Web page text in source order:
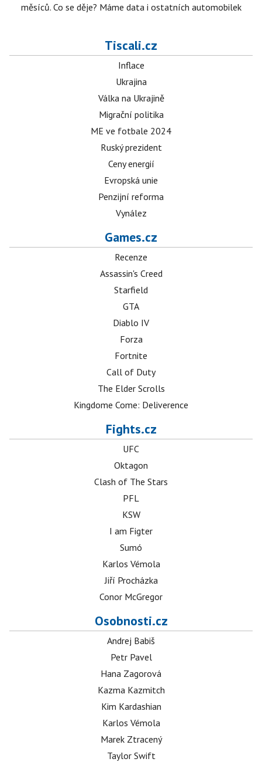
měsíců. Co se děje? Máme data i ostatních automobilek
Tiscali.cz
Inflace
Ukrajina
Válka na Ukrajině
Migrační politika
ME ve fotbale 2024
Ruský prezident
Ceny energií
Evropská unie
Penzijní reforma
Vynález
Games.cz
Recenze
Assassin's Creed
Starfield
GTA
Diablo IV
Forza
Fortnite
Call of Duty
The Elder Scrolls
Kingdome Come: Deliverence
Fights.cz
UFC
Oktagon
Clash of The Stars
PFL
KSW
I am Figter
Sumó
Karlos Vémola
Jiří Procházka
Conor McGregor
Osobnosti.cz
Andrej Babiš
Petr Pavel
Hana Zagorová
Kazma Kazmitch
Kim Kardashian
Karlos Vémola
Marek Ztracený
Taylor Swift